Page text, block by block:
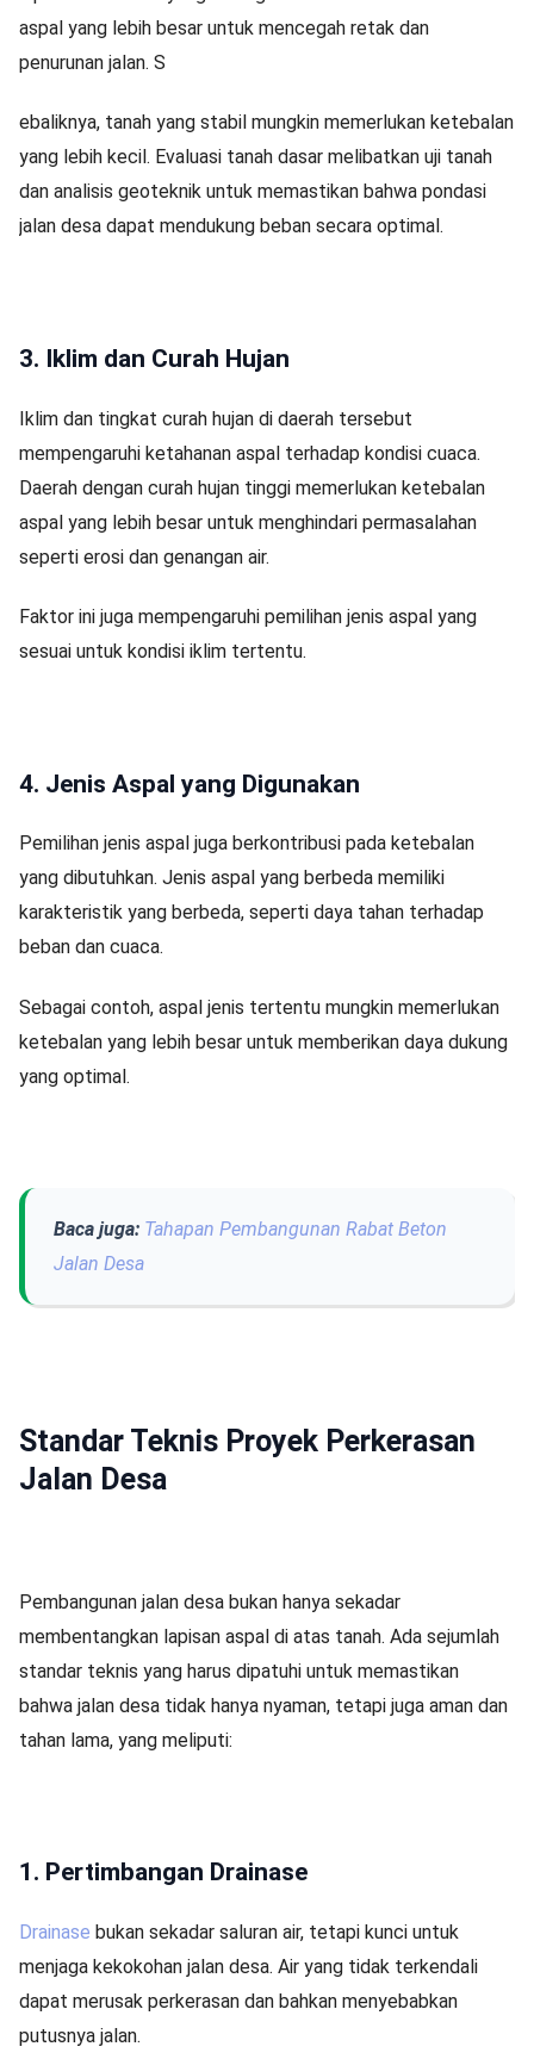
aspal yang lebih besar untuk mencegah retak dan
penurunan jalan. S
ebaliknya, tanah yang stabil mungkin memerlukan ketebalan
yang lebih kecil. Evaluasi tanah dasar melibatkan uji tanah
dan analisis geoteknik untuk memastikan bahwa pondasi
jalan desa dapat mendukung beban secara optimal.
3. Iklim dan Curah Hujan
Iklim dan tingkat curah hujan di daerah tersebut
mempengaruhi ketahanan aspal terhadap kondisi cuaca.
Daerah dengan curah hujan tinggi memerlukan ketebalan
aspal yang lebih besar untuk menghindari permasalahan
seperti erosi dan genangan air.
Faktor ini juga mempengaruhi pemilihan jenis aspal yang
sesuai untuk kondisi iklim tertentu.
4. Jenis Aspal yang Digunakan
Pemilihan jenis aspal juga berkontribusi pada ketebalan
yang dibutuhkan. Jenis aspal yang berbeda memiliki
karakteristik yang berbeda, seperti daya tahan terhadap
beban dan cuaca.
Sebagai contoh, aspal jenis tertentu mungkin memerlukan
ketebalan yang lebih besar untuk memberikan daya dukung
yang optimal.
Baca juga: Tahapan Pembangunan Rabat Beton
Jalan Desa
Standar Teknis Proyek Perkerasan
Jalan Desa
Pembangunan jalan desa bukan hanya sekadar
membentangkan lapisan aspal di atas tanah. Ada sejumlah
standar teknis yang harus dipatuhi untuk memastikan
bahwa jalan desa tidak hanya nyaman, tetapi juga aman dan
tahan lama, yang meliputi:
1. Pertimbangan Drainase
Drainase bukan sekadar saluran air, tetapi kunci untuk
menjaga kekokohan jalan desa. Air yang tidak terkendali
dapat merusak perkerasan dan bahkan menyebabkan
putusnya jalan.